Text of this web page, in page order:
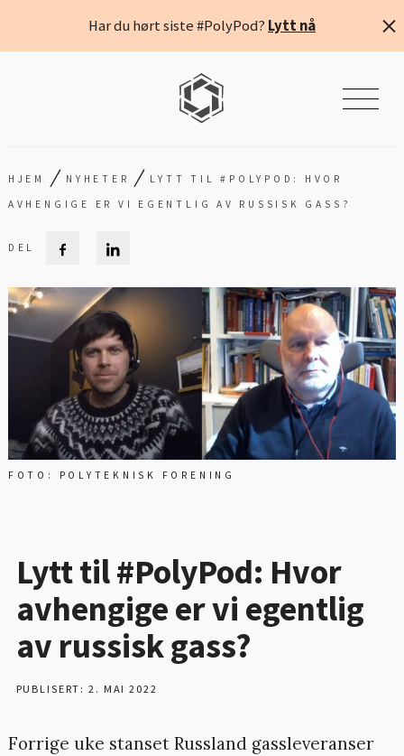
Har du hørt siste #PolyPod? Lytt nå
HJEM / NYHETER / LYTT TIL #POLYPOD: HVOR
AVHENGIGE ER VI EGENTLIG AV RUSSISK GASS?
FOTO: POLYTEKNISK FORENING
Lytt til #PolyPod: Hvor
avhengige er vi egentlig
av russisk gass?
PUBLISERT: 2. MAI 2022
Forrige uke stanset Russland gassleveranser